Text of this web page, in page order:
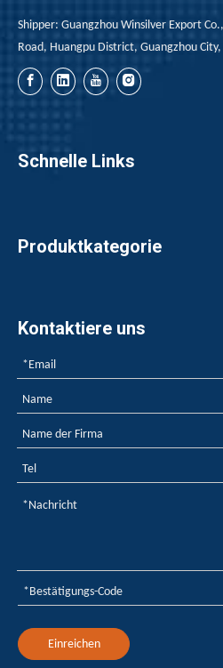
Shipper: Guangzhou Winsilver Export
Road, Huangpu District, Guangzhou
Schnelle Links
Produktkategorie
Kontaktiere uns
Einreichen